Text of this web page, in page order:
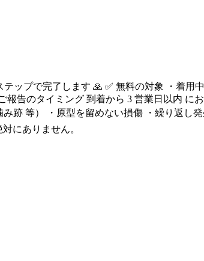
ップで完了します 🙏 ✅ 無料の対象 ・着用
告のタイミング 到着から 3 営業日以内 に
等） ・原型を留めない損傷 ・繰り返し
にありません。